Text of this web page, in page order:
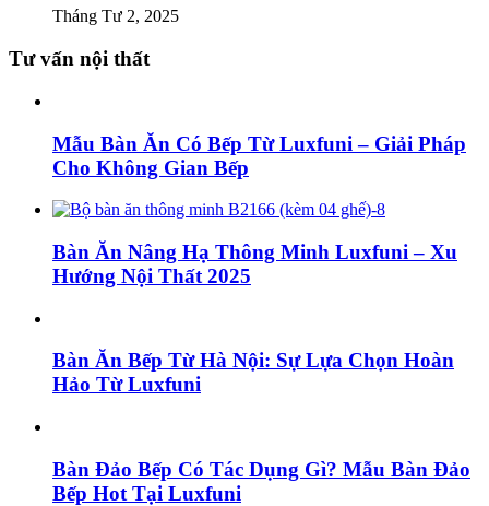
Tháng Tư 2, 2025
Tư vấn nội thất
Mẫu Bàn Ăn Có Bếp Từ Luxfuni – Giải Pháp
Cho Không Gian Bếp
Bàn Ăn Nâng Hạ Thông Minh Luxfuni – Xu
Hướng Nội Thất 2025
Bàn Ăn Bếp Từ Hà Nội: Sự Lựa Chọn Hoàn
Hảo Từ Luxfuni
Bàn Đảo Bếp Có Tác Dụng Gì? Mẫu Bàn Đảo
Bếp Hot Tại Luxfuni